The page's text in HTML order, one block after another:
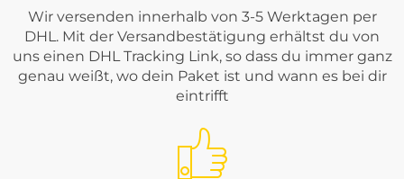
Wir versenden innerhalb von 3-5 Werktagen per
DHL. Mit der Versandbestätigung erhältst du von
uns einen DHL Tracking Link, so dass du immer ganz
genau weißt, wo dein Paket ist und wann es bei dir
eintrifft